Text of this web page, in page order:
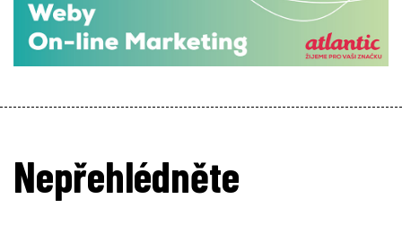
Nepřehlédněte